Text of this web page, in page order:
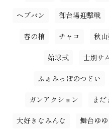
ヘブバン 御台場迎撃戦
春の棺 チャコ 秋
始球式 士別サ
ふぁみっぽのつどい
ガンアクション まだ
大好きなみんな 舞台ゆ